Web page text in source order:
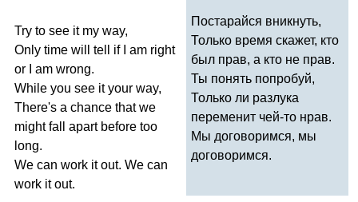
Try to see it my way,
Only time will tell if am right
or
am wrong.
While you see it your way,
There's a chance that we
might fall apart before too
long.
We can work it out. We can
work it out.
Постарайся вникнуть,
Только время скажет, кто
был прав, а кто не прав.
Ты понять попробуй,
Только ли разлука
переменит чей-то нрав.
Мы договоримся, мы
договоримся.